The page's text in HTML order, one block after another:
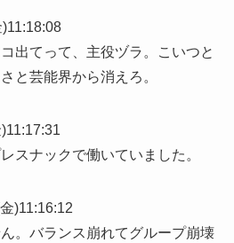
出てって、主役ヅラ。こいつと
と芸能界から消えろ。
スナックで働いていました。
)11:16:12
。バランス崩れてグループ崩壊